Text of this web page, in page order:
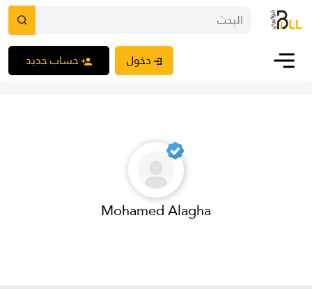
دخول حساب جديد
Mohamed Alagha